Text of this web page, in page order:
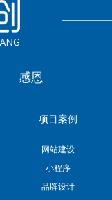
感恩
项目案例
网站建设
小程序
品牌设计